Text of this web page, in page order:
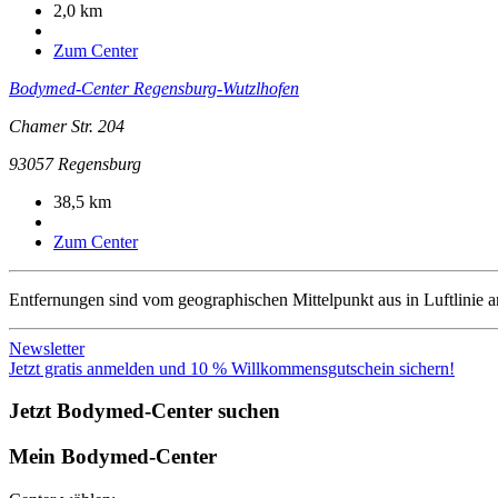
2,0 km
Zum Center
Bodymed-Center Regensburg-Wutzlhofen
Chamer Str. 204
93057 Regensburg
38,5 km
Zum Center
Entfernungen sind vom geographischen Mittelpunkt aus in Luftlinie
Newsletter
Jetzt gratis anmelden und 10 % Willkommensgutschein sichern!
Jetzt Bodymed-Center suchen
Mein Bodymed-Center